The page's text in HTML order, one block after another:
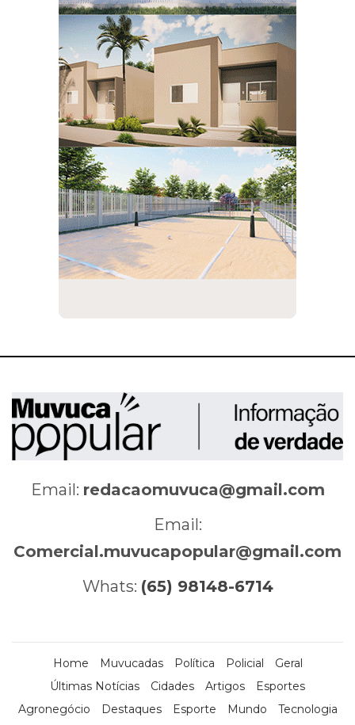
Email: redacaomuvuca@gmail.com
Email:
Comercial.muvucapopular@gmail.com
Whats: (65) 98148-6714
Home Muvucadas Política Policial
Geral
Últimas Notícias
Cidades Artigos
Esportes
Agronegócio
Destaques Esporte Mundo
Tecnologia